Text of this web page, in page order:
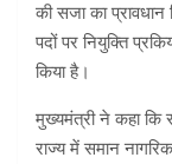
की सजा का प्रावधान
पदों पर नियुक्ति
किया है।
मुख्यमंत्री ने कहा कि
राज्य में समान